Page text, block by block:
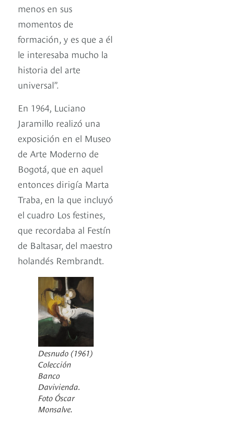
menos en sus
momentos de
formación, y es que a él
le interesaba mucho la
historia del arte
universal”.
En 1964, Luciano
Jaramillo realizó una
exposición en el Museo
de Arte Moderno de
Bogotá, que en aquel
entonces dirigía Marta
Traba, en la que incluyó
el cuadro Los festines,
que recordaba al Festín
de Baltasar, del maestro
holandés Rembrandt.
Desnudo (1961)
Colección
Banco
Davivienda.
Foto Óscar
Monsalve.